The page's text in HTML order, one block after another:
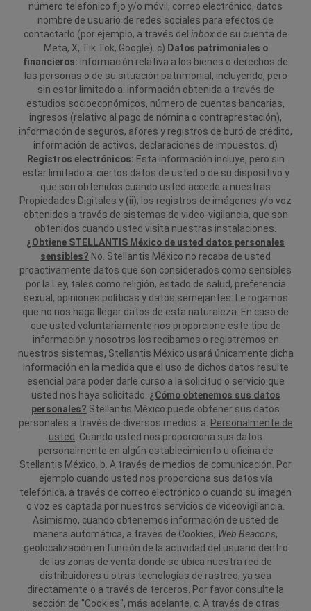
número telefónico fijo y/o móvil, correo electrónico, datos
nombre de usuario de redes sociales para efectos de
contactarlo (por ejemplo, a través del inbox de su cuenta de
Meta, X, Tik Tok, Google). c) Datos patrimoniales o
financieros: Información relativa a los bienes o derechos de
las personas o de su situación patrimonial, incluyendo, pero
sin estar limitado a: información obtenida a través de
estudios socioeconómicos, número de cuentas bancarias,
ingresos (relativo al pago de nómina o contraprestación),
información de seguros, afores y registros de buró de crédito,
información de activos, declaraciones de impuestos. d)
Registros electrónicos: Esta información incluye, pero sin
estar limitado a: ciertos datos de usted o de su dispositivo y
que son obtenidos cuando usted accede a nuestras
Propiedades Digitales y (ii); los registros de imágenes y/o voz
obtenidos a través de sistemas de video-vigilancia, que son
obtenidos cuando usted visita nuestras instalaciones.
¿Obtiene STELLANTIS México de usted datos personales
sensibles? No. Stellantis México no recaba de usted
proactivamente datos que son considerados como sensibles
por la Ley, tales como religión, estado de salud, preferencia
sexual, opiniones políticas y datos semejantes. Le rogamos
que no nos haga llegar datos de esta naturaleza. En caso de
que usted voluntariamente nos proporcione este tipo de
información y nosotros los recibamos o registremos en
nuestros sistemas, Stellantis México usará únicamente dicha
información en la medida que el uso de dichos datos resulte
esencial para poder darle curso a la solicitud o servicio que
usted nos haya solicitado. ¿Cómo obtenemos sus datos
personales? Stellantis México puede obtener sus datos
personales a través de diversos medios: a. Personalmente de
usted . Cuando usted nos proporciona sus datos
personalmente en algún establecimiento u oficina de
Stellantis México. b. A través de medios de comunicación . Por
ejemplo cuando usted nos proporciona sus datos vía
telefónica, a través de correo electrónico o cuando su imagen
o voz es captada por nuestros servicios de videovigilancia.
Asimismo, cuando obtenemos información de usted de
manera automática, a través de Cookies, Web Beacons,
geolocalización en función de la actividad del usuario dentro
de las zonas de venta donde se ubica nuestra red de
distribuidores u otras tecnologías de rastreo, ya sea
directamente o a través de terceros. Por favor consulte la
sección de "Cookies", más adelante. c. A través de otras